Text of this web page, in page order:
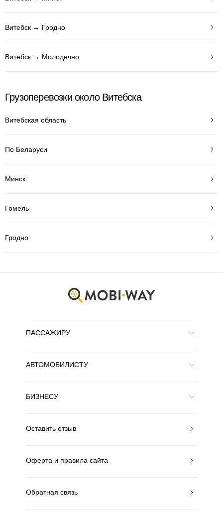
Витебск → Гродно
Витебск → Молодечно
Грузоперевозки около Витебска
Витебская область
По Беларуси
Минск
Гомель
Гродно
ПАССАЖИРУ
АВТОМОБИЛИСТУ
БИЗНЕСУ
Оставить отзыв
Оферта и правила сайта
Обратная связь